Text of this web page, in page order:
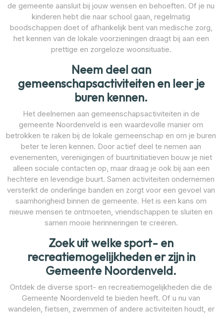
de gemeente aansluit bij jouw wensen en behoeften. Of je nu
kinderen hebt die naar school gaan, regelmatig
boodschappen doet of afhankelijk bent van medische zorg,
het kennen van de lokale voorzieningen draagt bij aan een
prettige en zorgeloze woonsituatie.
Neem deel aan
gemeenschapsactiviteiten en leer je
buren kennen.
Het deelnemen aan gemeenschapsactiviteiten in de
gemeente Noordenveld is een waardevolle manier om
betrokken te raken bij de lokale gemeenschap en om je buren
beter te leren kennen. Door actief deel te nemen aan
evenementen, verenigingen of buurtinitiatieven bouw je niet
alleen sociale contacten op, maar draag je ook bij aan een
hechtere en levendige buurt. Samen activiteiten ondernemen
versterkt de onderlinge banden en zorgt voor een gevoel van
saamhorigheid binnen de gemeente. Het is een kans om
nieuwe mensen te ontmoeten, vriendschappen te sluiten en
samen mooie herinneringen te creëren.
Zoek uit welke sport- en
recreatiemogelijkheden er zijn in
Gemeente Noordenveld.
Ontdek de diverse sport- en recreatiemogelijkheden die de
Gemeente Noordenveld te bieden heeft. Of u nu van
wandelen, fietsen, zwemmen of andere activiteiten houdt, er